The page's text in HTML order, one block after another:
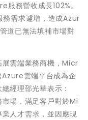
務營收成長102%。
需求遽增，造成Azur
道已無法填補市場對
展雲端業務商機，Micr
雲端平台成為企
經理邵光華表示：
市場，滿足客戶對於Mi
人才需求，並因應現